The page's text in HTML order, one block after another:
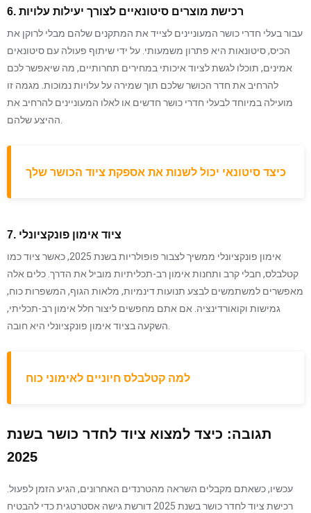
6. רכישת מוצרים סיטונאיים לצורך יעילות עלויות
עבור בעלי חדרי כושר המעוניינים לצייד את המתקנים שלהם מבלי לרוקן את
הכיס, סיטונאות היא פתרון משמעותי. על ידי שיתוף פעולה עם סיטונאים
אמינים, תוכלו לגשת לציוד איכותי במחירים תחרותיים, מה שיאפשר לכם
להרחיב את חדר הכושר שלכם תוך שמירה על עלויות נמוכות. מגמה זו
מועילה במיוחד לבעלי חדרי כושר חדשים או לאלו המעוניינים להרחיב את
כיצד סיטונאי יכול לשנות את אספקת ציוד הכושר שלך
7. ציוד אימון פונקציונלי
אימון פונקציונלי ממשיך לצבור פופולריות בשנת 2025, כאשר ציוד כמו
קטלבלס, חבלי קרב ותחנות אימון רב-תכליתיות מוביל את הדרך. כלים אלה
מאפשרים למשתמשים לבצע תנועות דינמיות, מלאות הגוף, המשפרות כוח,
גמישות וקואורדינציה. אם אתם מחפשים ליצור חלל אימון רב-תכליתי,
למה קטלבלס חיוניים לאימוני כוח
תגובה: כיצד למצוא ציוד לחדר כושר בשנת
2025
עכשיו, כשאתם מקבלים השראה מהטרנדים האחרונים, הגיע הזמן לפעול.
רכישת ציוד לחדר כושר בשנת 2025 דורשת גישה אסטרטגית כדי להבטיח